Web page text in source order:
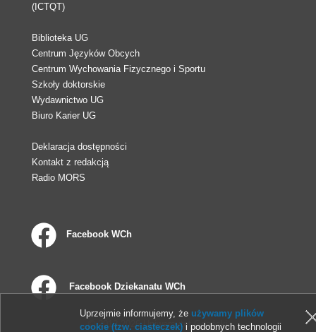
(ICTQT)
Biblioteka UG
Centrum Języków Obcych
Centrum Wychowania Fizycznego i Sportu
Szkoły doktorskie
Wydawnictwo UG
Biuro Karier UG
Deklaracja dostępności
Kontakt z redakcją
Radio MORS
Facebook WCh
Facebook Dziekanatu WCh
© 2013-2026 Uniwersytet Gdański
Uprzejmie informujemy, że używamy plików
cookie (tzw. ciasteczek) i podobnych technologii